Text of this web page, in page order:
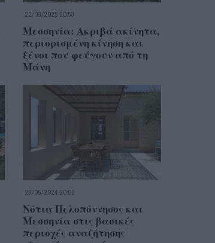
22/08/2025 20:53
Μεσσηνία: Ακριβά ακίνητα,
περιορισμένη κίνηση και
ξένοι που φεύγουν από τη
Μάνη
23/05/2024 20:02
Νότια Πελοπόννησος και
Μεσσηνία στις βασικές
περιοχές αναζήτησης